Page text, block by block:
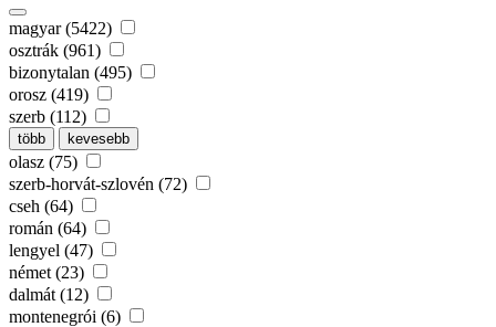
magyar (5422)
osztrák (961)
bizonytalan (495)
orosz (419)
szerb (112)
több kevesebb
olasz (75)
szerb-horvát-szlovén (72)
cseh (64)
román (64)
lengyel (47)
német (23)
dalmát (12)
montenegrói (6)